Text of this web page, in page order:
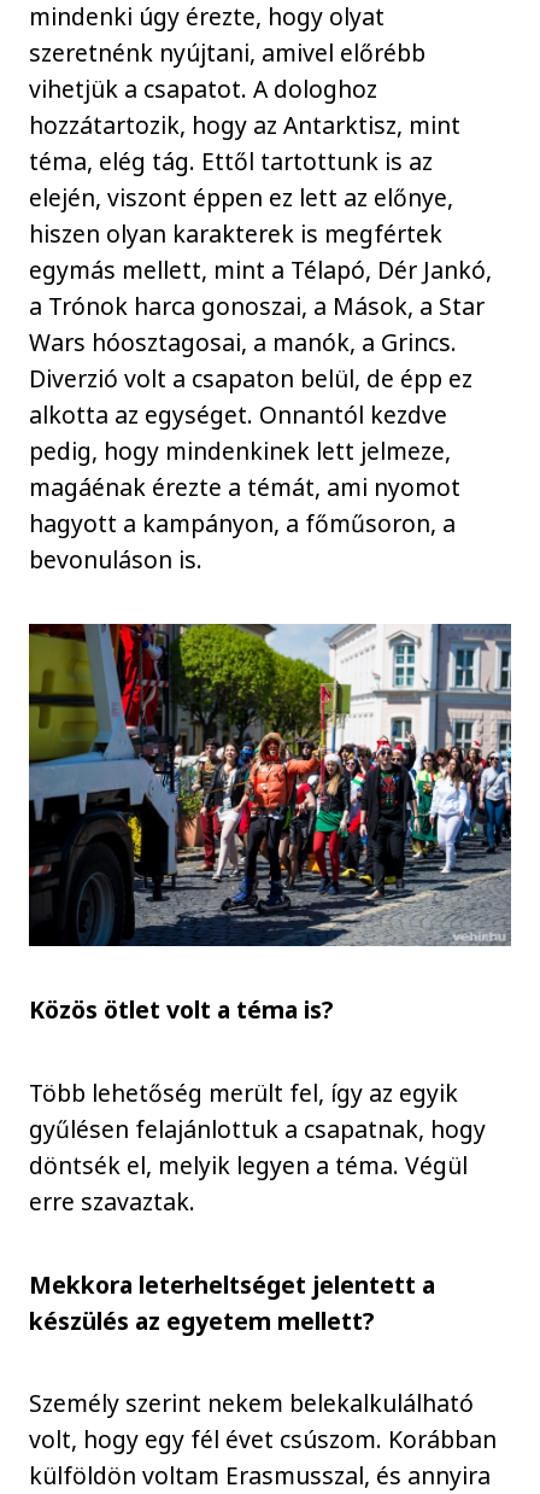
mindenki úgy érezte, hogy olyat
szeretnénk nyújtani, amivel előrébb
vihetjük a csapatot. A dologhoz
hozzátartozik, hogy az Antarktisz, mint
téma, elég tág. Ettől tartottunk is az
elején, viszont éppen ez lett az előnye,
hiszen olyan karakterek is megfértek
egymás mellett, mint a Télapó, Dér Jankó,
a Trónok harca gonoszai, a Mások, a Star
Wars hóosztagosai, a manók, a Grincs.
Diverzió volt a csapaton belül, de épp ez
alkotta az egységet. Onnantól kezdve
pedig, hogy mindenkinek lett jelmeze,
magáénak érezte a témát, ami nyomot
hagyott a kampányon, a főműsoron, a
bevonuláson is.
Közös ötlet volt a téma is?
Több lehetőség merült fel, így az egyik
gyűlésen felajánlottuk a csapatnak, hogy
döntsék el, melyik legyen a téma. Végül
erre szavaztak.
Mekkora leterheltséget jelentett a
készülés az egyetem mellett?
Személy szerint nekem belekalkulálható
volt, hogy egy fél évet csúszom. Korábban
külföldön voltam Erasmusszal, és annyira